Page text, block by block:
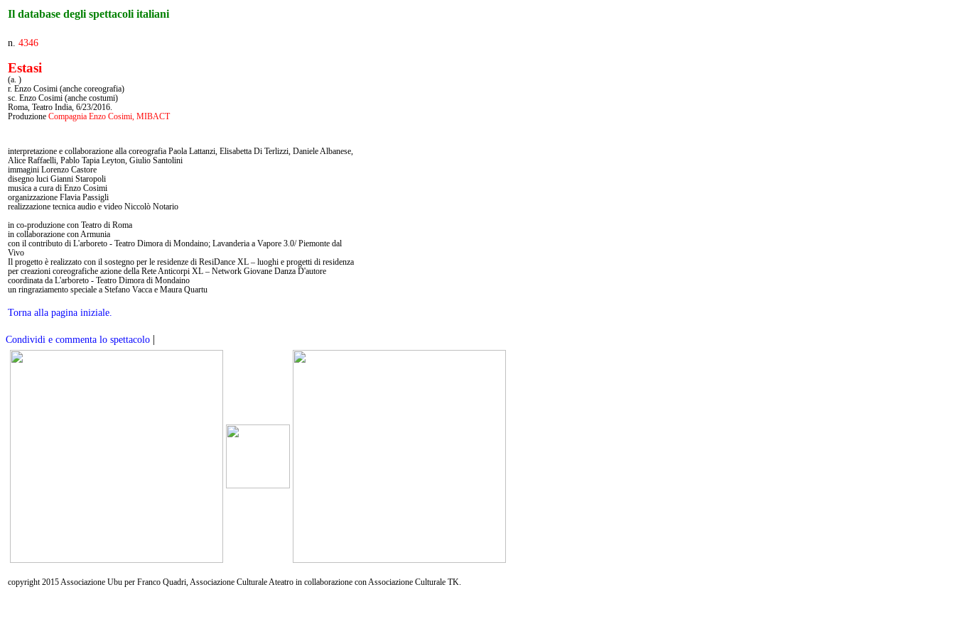
Il database degli spettacoli italiani
n. 4346
Estasi
(a. )
r. Enzo Cosimi (anche coreografia)
sc. Enzo Cosimi (anche costumi)
Roma, Teatro India, 6/23/2016.
Produzione Compagnia Enzo Cosimi, MIBACT
interpretazione e collaborazione alla coreografia Paola Lattanzi, Elisabetta Di Terlizzi, Daniele Albanese,
Alice Raffaelli, Pablo Tapia Leyton, Giulio Santolini
immagini Lorenzo Castore
disegno luci Gianni Staropoli
musica a cura di Enzo Cosimi
organizzazione Flavia Passigli
realizzazione tecnica audio e video Niccolò Notario
in co-produzione con Teatro di Roma
in collaborazione con Armunia
con il contributo di L'arboreto - Teatro Dimora di Mondaino; Lavanderia a Vapore 3.0/ Piemonte dal
Vivo
Il progetto è realizzato con il sostegno per le residenze di ResiDance XL – luoghi e progetti di residenza
per creazioni coreografiche azione della Rete Anticorpi XL – Network Giovane Danza D'autore
coordinata da L'arboreto - Teatro Dimora di Mondaino
un ringraziamento speciale a Stefano Vacca e Maura Quartu
Torna alla pagina iniziale.
Condividi e commenta lo spettacolo |
copyright 2015 Associazione Ubu per Franco Quadri, Associazione Culturale Ateatro in collaborazione con Associazione Culturale TK.